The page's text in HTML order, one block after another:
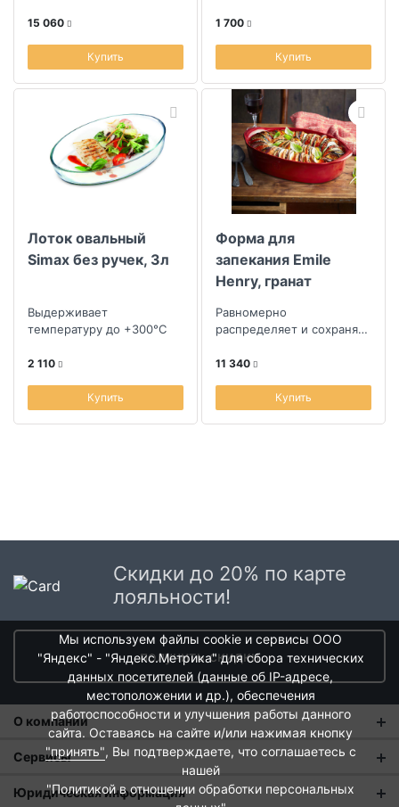
прямо на стол.
15 060
Купить
1 700
Купить
Лоток овальный
Simax без ручек, 3л
Выдерживает
температуру до +300°C
2 110
Купить
Форма для
запекания Emile
Henry, гранат
Равномерно
распределяет и сохраняет
приготовления запеканок.
11 340
Купить
Скидки до 20% по карте
лояльности!
получить скидки
О компании
О нас
Магазины
Сервисы
Оплата и тарифы доставки
Юридическая информация
Мы используем файлы cookie и сервисы ООО
"Яндекс" - "Яндекс.Метрика" для сбора технических
данных посетителей (данные об IP-адресе,
местоположении и др.), обеспечения
работоспособности и улучшения работы данного
сайта. Оставаясь на сайте и/или нажимая кнопку
"принять", Вы подтверждаете, что соглашаетесь с
нашей
"Политикой в отношении обработки персональных